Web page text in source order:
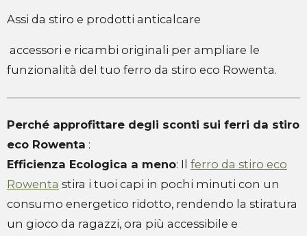
Assi da stiro e prodotti anticalcare
accessori e ricambi originali per ampliare le
funzionalità del tuo ferro da stiro eco Rowenta.
Perché approfittare degli sconti sui ferri da stiro
eco Rowenta :
Efficienza Ecologica a meno: Il ferro da stiro eco
Rowenta stira i tuoi capi in pochi minuti con un
consumo energetico ridotto, rendendo la stiratura
un gioco da ragazzi, ora più accessibile e